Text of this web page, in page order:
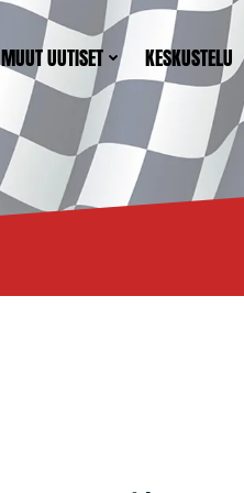
MUUT UUTISET KESKUSTELU